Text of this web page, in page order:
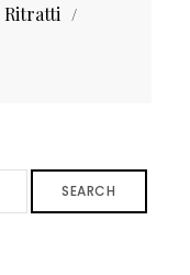
Ritratti
SEARCH